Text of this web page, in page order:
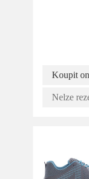
Koupit
Nelze